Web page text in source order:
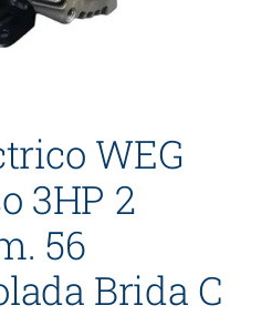
WEG
3HP 2
56
Brida C